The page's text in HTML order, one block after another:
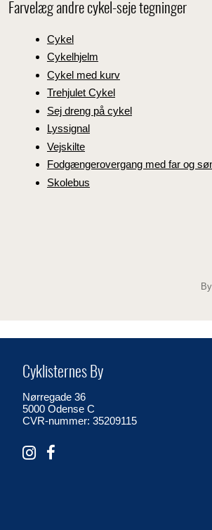
Farvelæg andre cykel-seje tegninger
Cykel
Cykelhjelm
Cykel med kurv
Trehjulet Cykel
Sej dreng på cykel
Lyssignal
Vejskilte
Fodgængerovergang med far og
Skolebus
Cyklisternes By
Nørregade 36
5000 Odense C
CVR-nummer: 35209115